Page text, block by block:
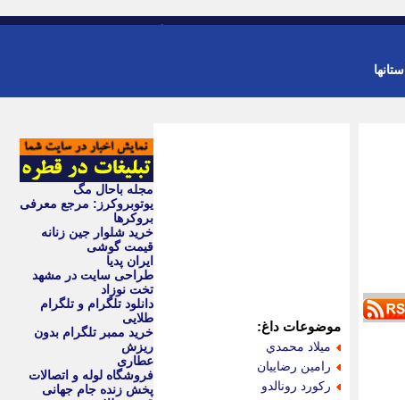
ورود-عضویت
استانها
موضوعات داغ:
ميلاد محمدي
رامين رضاييان
ركورد رونالدو
مجله باحال مگ
یوتوبروکرز: مرجع معرفی
بروکرها
خرید شلوار جین زنانه
قیمت گوشی
ایران پدیا
طراحی سایت در مشهد
تخت نوزاد
دانلود تلگرام و تلگرام
طلایی
خرید ممبر تلگرام بدون
ریزش
عطاری
فروشگاه لوله و اتصالات
پخش زنده جام جهانی